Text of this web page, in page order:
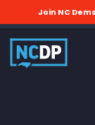
Join NC